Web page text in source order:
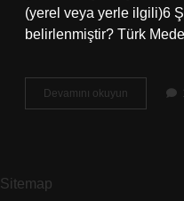
(yerel veya yerle ilgili)6
belirlenmiştir? Türk
Devamını okuyun Sökmen
Soyadı
Sitemap